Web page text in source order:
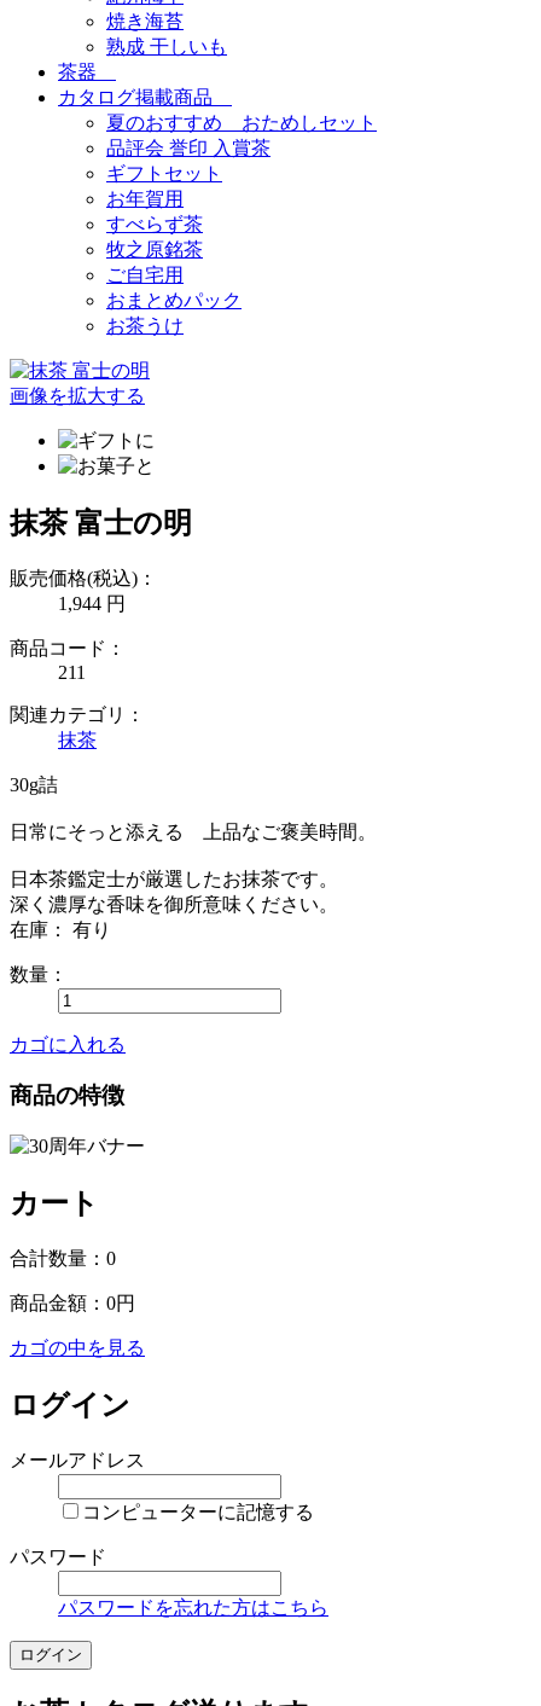
焼き海苔
熟成 干しいも
茶器
カタログ掲載商品
夏のおすすめ おためしセット
品評会 誉印 入賞茶
ギフトセット
お年賀用
すべらず茶
牧之原銘茶
ご自宅用
おまとめパック
お茶うけ
画像を拡大する
抹茶 富士の明
販売価格(税込)：
1,944 円
商品コード：
211
関連カテゴリ：
抹茶
30g詰
日常にそっと添える 上品なご褒美時間。
日本茶鑑定士が厳選したお抹茶です。
深く濃厚な香味を御所意味ください。
在庫： 有り
数量：
カゴに入れる
商品の特徴
カート
合計数量： 0
商品金額： 0円
カゴの中を見る
ログイン
メールアドレス
コンピューターに記憶する
パスワード
パスワードを忘れた方はこちら